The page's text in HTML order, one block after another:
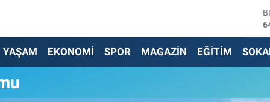
YAŞAM EKONOMİ SPOR MAGAZİN EĞİTİM